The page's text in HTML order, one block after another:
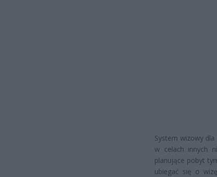
System wizowy dla
w celach innych
planujące pobyt
ubiegać się o